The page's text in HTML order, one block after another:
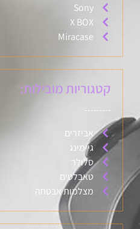
Sony
X BOX
Miracase
קטגוריות מובילות:
אביזרים
גיימינג
סלולר
טאבלטים
מצלמות אבטחה